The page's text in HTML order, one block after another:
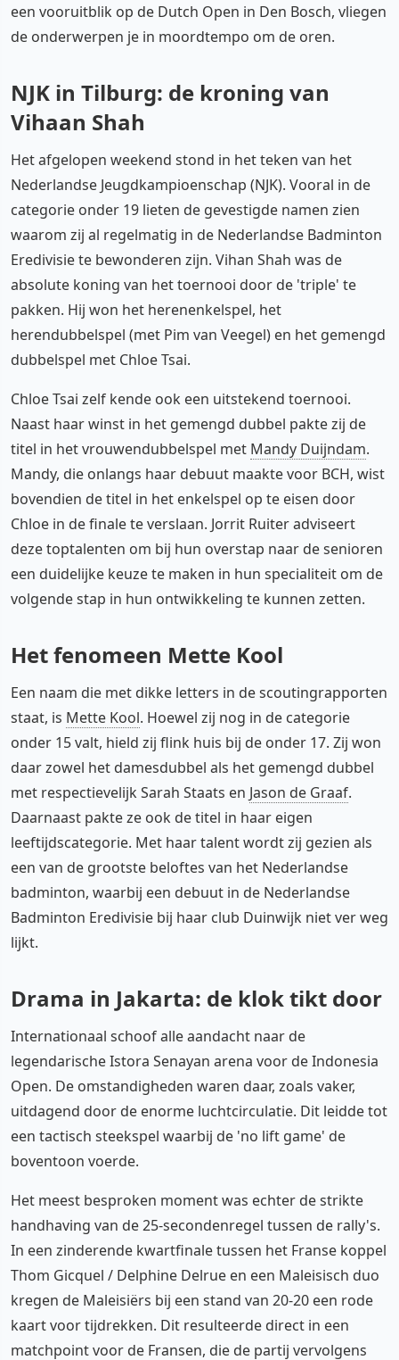
een vooruitblik op de Dutch Open in Den Bosch, vliegen
de onderwerpen je in moordtempo om de oren.
NJK in Tilburg: de kroning van
Vihaan Shah
Het afgelopen weekend stond in het teken van het
Nederlandse Jeugdkampioenschap (NJK). Vooral in de
categorie onder 19 lieten de gevestigde namen zien
waarom zij al regelmatig in de Nederlandse Badminton
Eredivisie te bewonderen zijn. Vihan Shah was de
absolute koning van het toernooi door de 'triple' te
pakken. Hij won het herenenkelspel, het
herendubbelspel (met Pim van Veegel) en het gemengd
dubbelspel met Chloe Tsai.
Chloe Tsai zelf kende ook een uitstekend toernooi.
Naast haar winst in het gemengd dubbel pakte zij de
titel in het vrouwendubbelspel met Mandy Duijndam.
Mandy, die onlangs haar debuut maakte voor BCH, wist
bovendien de titel in het enkelspel op te eisen door
Chloe in de finale te verslaan. Jorrit Ruiter adviseert
deze toptalenten om bij hun overstap naar de senioren
een duidelijke keuze te maken in hun specialiteit om de
volgende stap in hun ontwikkeling te kunnen zetten.
Het fenomeen Mette Kool
Een naam die met dikke letters in de scoutingrapporten
staat, is Mette Kool. Hoewel zij nog in de categorie
onder 15 valt, hield zij flink huis bij de onder 17. Zij won
daar zowel het damesdubbel als het gemengd dubbel
met respectievelijk Sarah Staats en Jason de Graaf.
Daarnaast pakte ze ook de titel in haar eigen
leeftijdscategorie. Met haar talent wordt zij gezien als
een van de grootste beloftes van het Nederlandse
badminton, waarbij een debuut in de Nederlandse
Badminton Eredivisie bij haar club Duinwijk niet ver weg
lijkt.
Drama in Jakarta: de klok tikt door
Internationaal schoof alle aandacht naar de
legendarische Istora Senayan arena voor de Indonesia
Open. De omstandigheden waren daar, zoals vaker,
uitdagend door de enorme luchtcirculatie. Dit leidde tot
een tactisch steekspel waarbij de 'no lift game' de
boventoon voerde.
Het meest besproken moment was echter de strikte
handhaving van de 25-secondenregel tussen de rally's.
In een zinderende kwartfinale tussen het Franse koppel
Thom Gicquel / Delphine Delrue en een Maleisisch duo
kregen de Maleisiërs bij een stand van 20-20 een rode
kaart voor tijdrekken. Dit resulteerde direct in een
matchpoint voor de Fransen, die de partij vervolgens